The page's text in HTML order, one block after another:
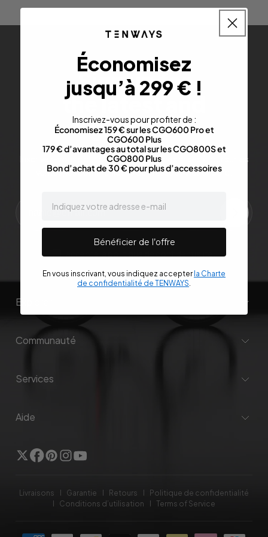
Sign up for
the latest and
greatest
Inscrivez-vous pour obtenir les dernières mises à jour sur les
ventes, les communiqués de presse et plus encore.
Explorer
Communauté
Services
Aide
TwitterFacebook
Pinterest
Instagram
YouTube
Livraisons Garantie Retours
Politique de confidentialité
Conditions d’utilisation
Terms of Service
Économisez
jusqu’à 299 € !
Inscrivez-vous pour profiter de :
Économisez 159 € sur les CGO600 Pro et
CGO600 Plus
179 € d’avantages au total sur les CGO800S et
CGO800 Plus
Bon d’achat de 30 € pour plus d’accessoires
Bénéficier de l’offre
En vous inscrivant, vous indiquez accepter la Charte
de confidentialité de TENWAYS